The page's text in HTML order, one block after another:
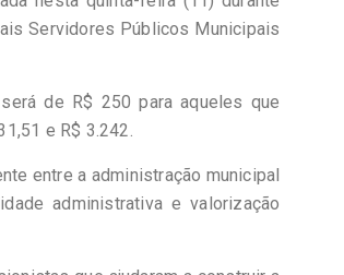
Servidores Públicos Municipais
de R$ 250 para aqueles que
e R$ 3.242.
entre a administração municipal
administrativa e valorização